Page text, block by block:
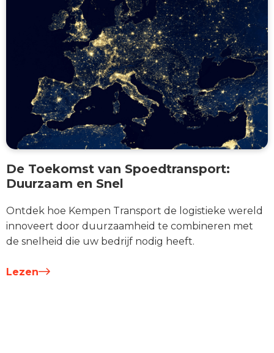
De Toekomst van Spoedtransport:
Duurzaam en Snel
Ontdek hoe Kempen Transport de logistieke wereld
innoveert door duurzaamheid te combineren met
de snelheid die uw bedrijf nodig heeft.
Lezen